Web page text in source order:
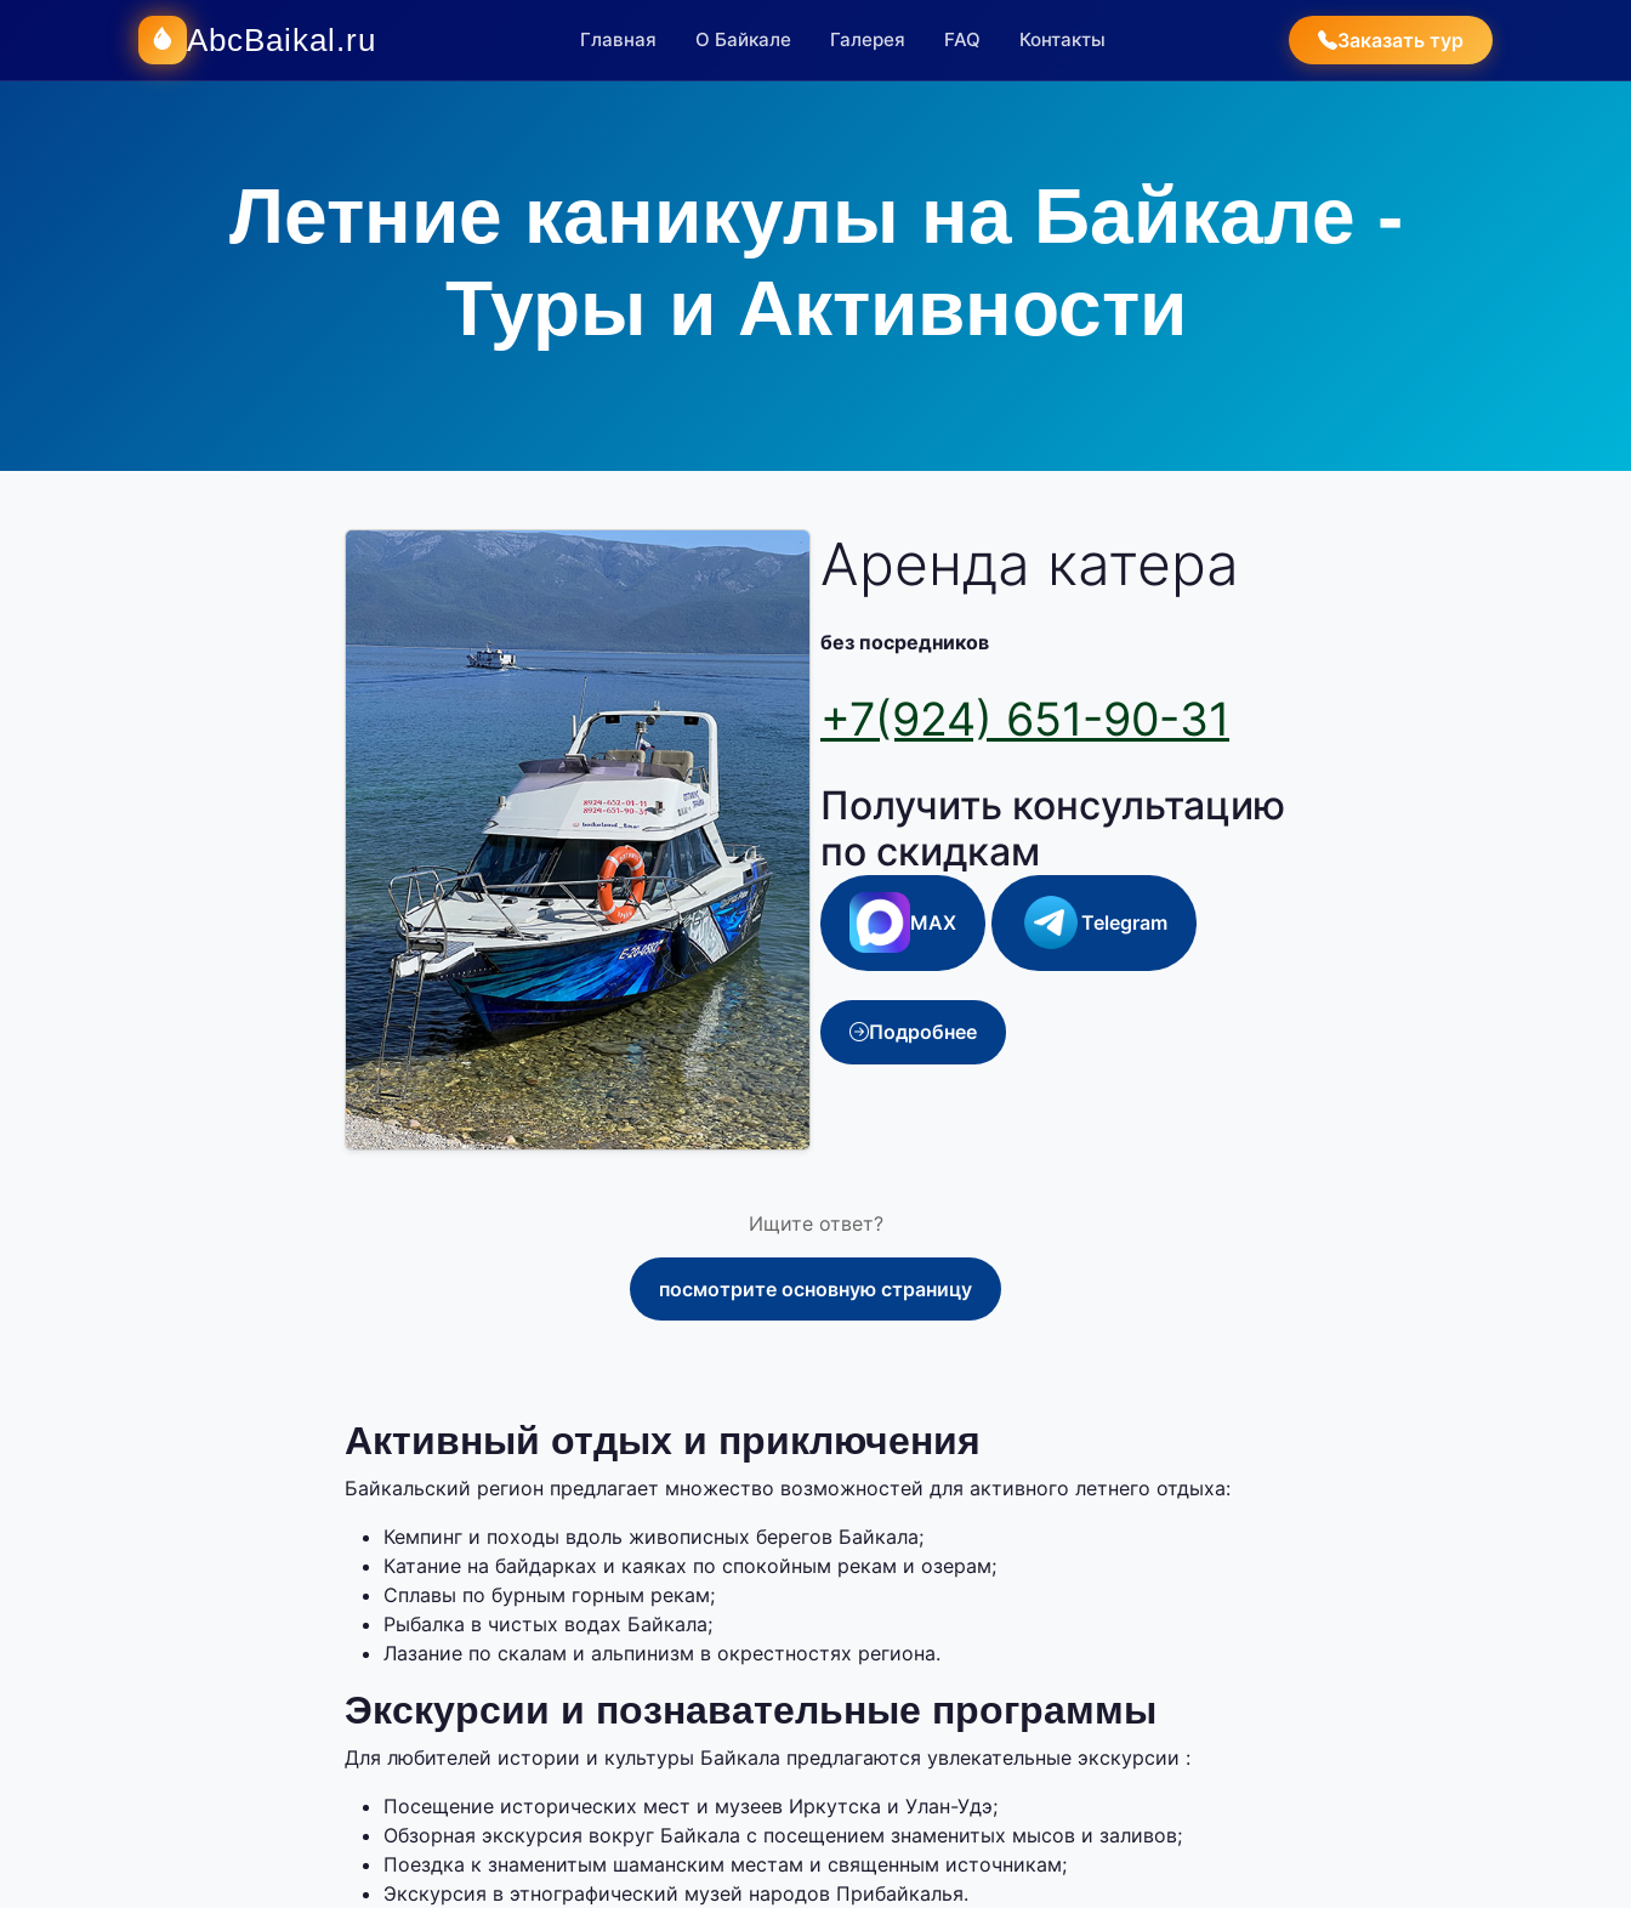
AbcBaikal.ru Главная О Байкале Галерея FAQ Контакты Заказать тур
Летние каникулы на Байкале -
Туры и Активности
Аренда катера
без посредников
+7(924) 651-90-31
Получить консультацию
по скидкам
MAX Telegram
Подробнее
Ищите ответ?
посмотрите основную страницу
Активный отдых и приключения
Байкальский регион предлагает множество возможностей для активного летнего отдыха:
Кемпинг и походы вдоль живописных берегов Байкала;
Катание на байдарках и каяках по спокойным рекам и озерам;
Сплавы по бурным горным рекам;
Рыбалка в чистых водах Байкала;
Лазание по скалам и альпинизм в окрестностях региона.
Экскурсии и познавательные программы
Для любителей истории и культуры Байкала предлагаются увлекательные экскурсии :
Посещение исторических мест и музеев Иркутска и Улан-Удэ;
Обзорная экскурсия вокруг Байкала с посещением знаменитых мысов и заливов;
Поездка к знаменитым шаманским местам и священным источникам;
Экскурсия в этнографический музей народов Прибайкалья.